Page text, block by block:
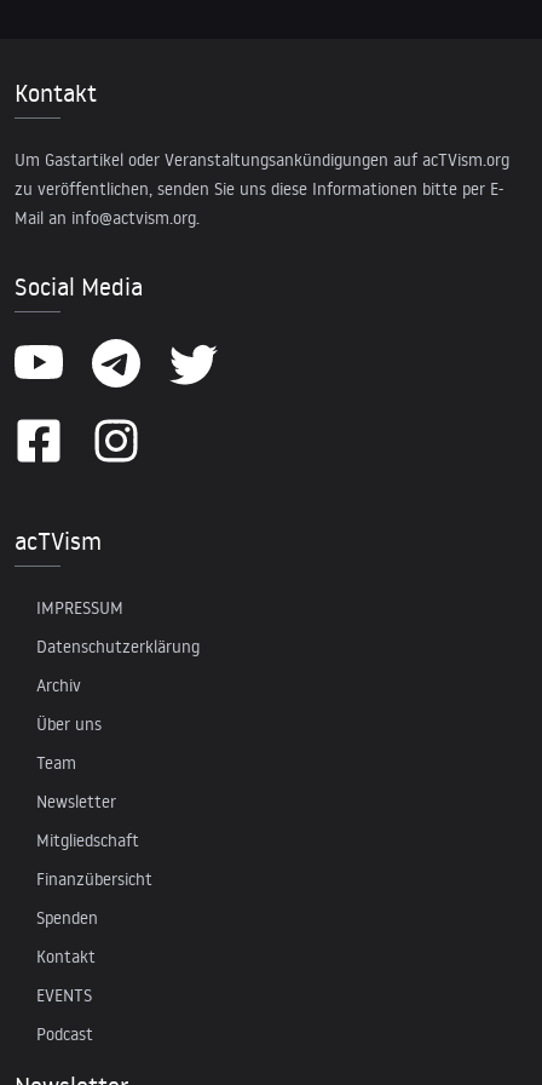
Kontakt
Um Gastartikel oder Veranstaltungsankündigungen auf acTVism.org
zu veröffentlichen, senden Sie uns diese Informationen bitte per E-
Mail an info@actvism.org.
Social Media
acTVism
IMPRESSUM
Datenschutzerklärung
Archiv
Über uns
Team
Newsletter
Mitgliedschaft
Finanzübersicht
Spenden
Kontakt
EVENTS
Podcast